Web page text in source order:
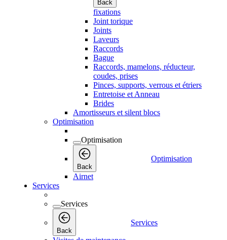
Back
fixations
Joint torique
Joints
Laveurs
Raccords
Bague
Raccords, mamelons, réducteur,
coudes, prises
Pinces, supports, verrous et étriers
Entretoise et Anneau
Brides
Amortisseurs et silent blocs
Optimisation
Optimisation
Back
Optimisation
Airnet
Services
Services
Back
Services